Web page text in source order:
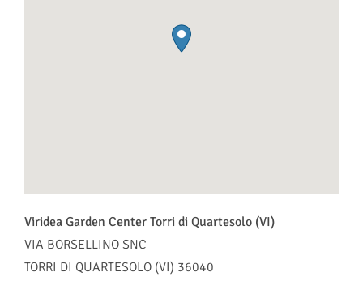
Viridea Garden Center Torri di Quartesolo (VI)
VIA BORSELLINO SNC
TORRI DI QUARTESOLO (VI) 36040